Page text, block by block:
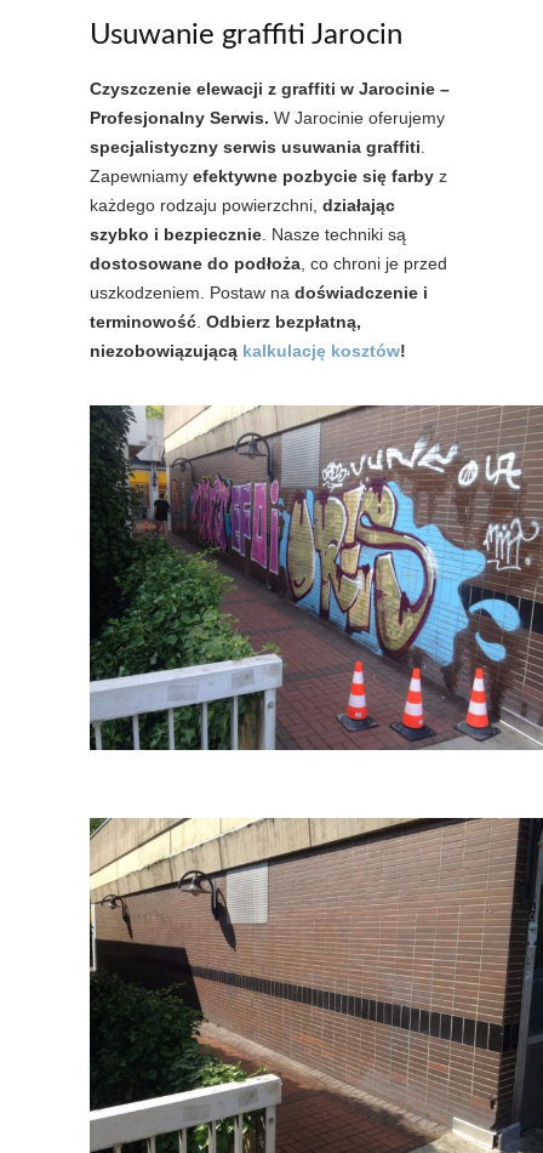
Usuwanie graffiti Jarocin
Czyszczenie elewacji z graffiti w Jarocinie –
Profesjonalny Serwis. W Jarocinie oferujemy
specjalistyczny serwis usuwania graffiti
Zapewniamy efektywne pozbycie się farby z
każdego rodzaju powierzchni, działając
szybko i bezpiecznie . Nasze techniki są
dostosowane do podłoża , co chroni je przed
uszkodzeniem. Postaw na doświadczenie i
terminowość Odbierz bezpłatną,
niezobowiązującą kalkulację kosztów!